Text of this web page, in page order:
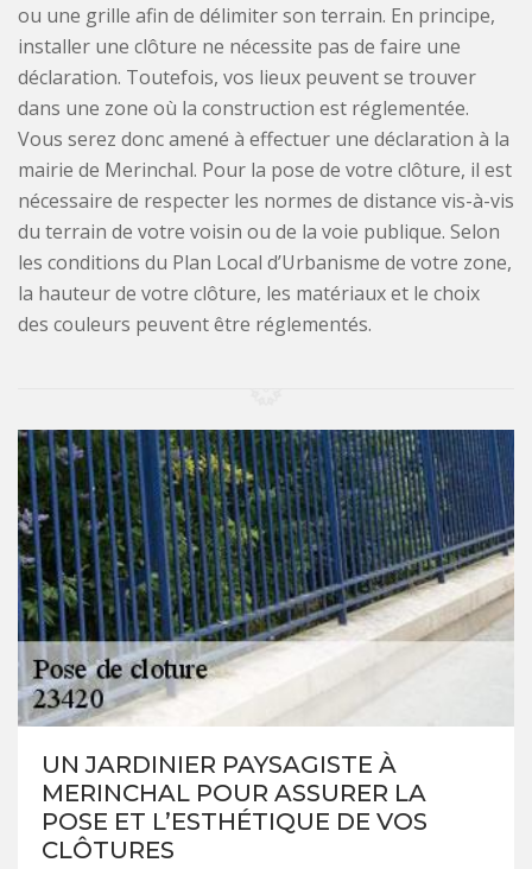
ou une grille afin de délimiter son terrain. En principe,
installer une clôture ne nécessite pas de faire une
déclaration. Toutefois, vos lieux peuvent se trouver
dans une zone où la construction est réglementée.
Vous serez donc amené à effectuer une déclaration à la
mairie de Merinchal. Pour la pose de votre clôture, il est
nécessaire de respecter les normes de distance vis-à-vis
du terrain de votre voisin ou de la voie publique. Selon
les conditions du Plan Local d’Urbanisme de votre zone,
la hauteur de votre clôture, les matériaux et le choix
des couleurs peuvent être réglementés.
UN JARDINIER PAYSAGISTE À
MERINCHAL POUR ASSURER LA
POSE ET L’ESTHÉTIQUE DE VOS
CLÔTURES